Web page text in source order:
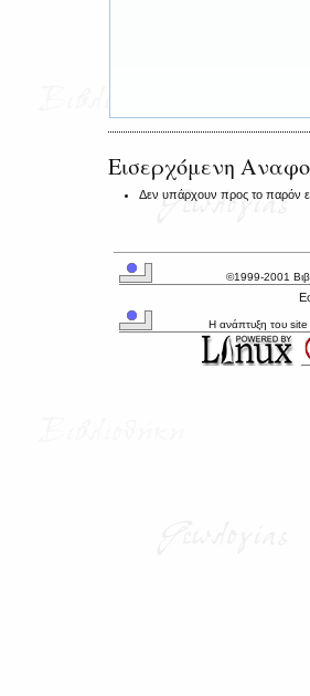
Εισερχόμενη
Δεν υπάρχουν προς το παρόν
©1999-2001
Η ανάπτυξη του site